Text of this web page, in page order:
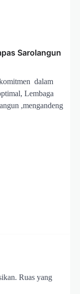
Sarolangun
dalam
Lembaga
,mengandeng
Ruas yang